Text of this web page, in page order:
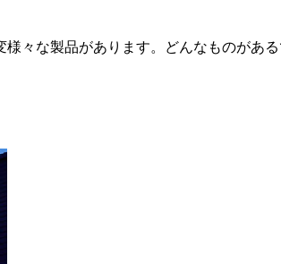
々な製品があります。どんなものがある